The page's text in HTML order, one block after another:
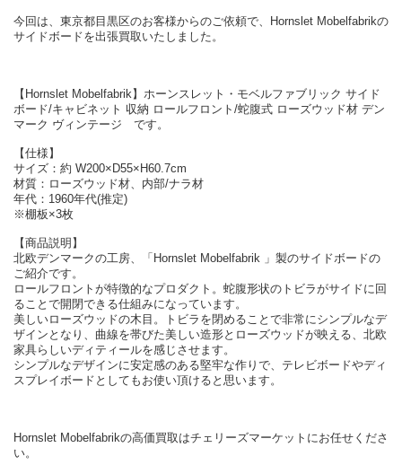
今回は、東京都目黒区のお客様からのご依頼で、Hornslet Mobelfabrikの
サイドボードを出張買取いたしました。
【Hornslet Mobelfabrik】ホーンスレット・モベルファブリック サイド
ボード/キャビネット 収納 ロールフロント/蛇腹式 ローズウッド材 デン
マーク ヴィンテージ です。
【仕様】
サイズ：約 W200×D55×H60.7cm
材質：ローズウッド材、内部/ナラ材
年代：1960年代(推定)
※棚板×3枚
【商品説明】
北欧デンマークの工房、「Hornslet Mobelfabrik 」製のサイドボードの
ご紹介です。
ロールフロントが特徴的なプロダクト。蛇腹形状のトビラがサイドに回
ることで開閉できる仕組みになっています。
美しいローズウッドの木目。トビラを閉めることで非常にシンプルなデ
ザインとなり、曲線を帯びた美しい造形とローズウッドが映える、北欧
家具らしいディティールを感じさせます。
シンプルなデザインに安定感のある堅牢な作りで、テレビボードやディ
スプレイボードとしてもお使い頂けると思います。
Hornslet Mobelfabrikの高価買取はチェリーズマーケットにお任せくださ
い。